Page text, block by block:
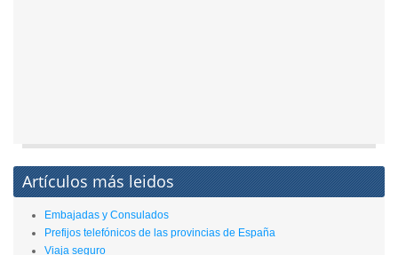
Artículos más leidos
Embajadas y Consulados
Prefijos telefónicos de las provincias de España
Viaja seguro